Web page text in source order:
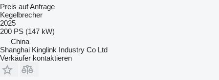
Preis auf Anfrage
Kegelbrecher
2025
200 PS (147 kW)
China
Shanghai Kinglink Industry Co Ltd
Verkäufer kontaktieren